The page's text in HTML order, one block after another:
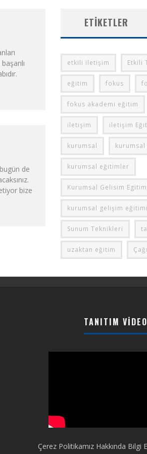
de
bize
ETIKETLER
etkili iletişim Etkili
eğitim fokus
fokus akademi eğitim
iletişim iletişim
kurumsal
kurumsal eğitimler
Kurumsal Gelisim
kurumsal gelişim eğitimi
Sunum Teknikleri
uzaktan eğitim
TANITIM
Çerez Politikamız Hakkında Bilgi